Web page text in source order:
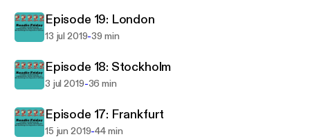
Episode 19: London
13 jul 2019-39 min
Episode 18: Stockholm
3 jul 2019-36 min
Episode 17: Frankfurt
15 jun 2019-44 min